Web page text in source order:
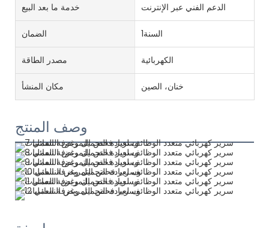
خدمة ما بعد البيع الدعم الفني عبر الإنترنت
الضمان السنة1
مصدر الطاقة الكهربائية
مكان المنشأ خنان، الصين
وصف المنتج